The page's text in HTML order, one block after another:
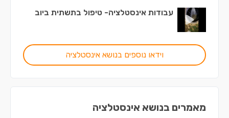
עבודות אינסטלציה- טיפול בתשתית ביוב
וידאו נוספים בנושא אינסטלציה
מאמרים בנושא אינסטלציה